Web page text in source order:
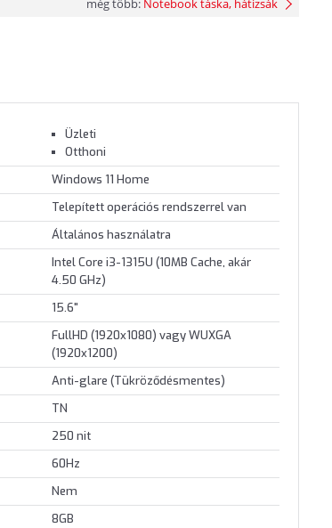
még több: Notebook táska, hátizsák
Üzleti
Otthoni
Windows 11 Home
Telepített operációs rendszerrel van
Általános használatra
Intel Core i3-1315U (10MB Cache, akár
4.50 GHz)
15.6"
FullHD (1920x1080) vagy WUXGA
(1920x1200)
Anti-glare (Tükröződésmentes)
TN
250 nit
60Hz
Nem
8GB